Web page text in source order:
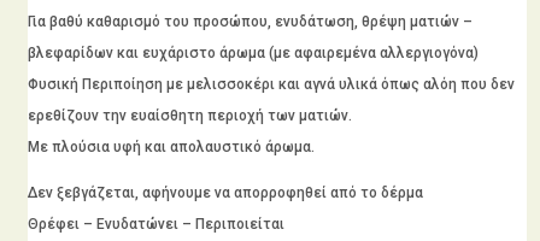
Για βαθύ καθαρισμό του προσώπου, ενυδάτωση, θρέψη ματιών –
βλεφαρίδων και ευχάριστο άρωμα (με αφαιρεμένα αλλεργιογόνα)
Φυσική Περιποίηση με μελισσοκέρι και αγνά υλικά όπως αλόη που δεν
ερεθίζουν την ευαίσθητη περιοχή των ματιών.
Με πλούσια υφή και απολαυστικό άρωμα.
Δεν ξεβγάζεται, αφήνουμε να απορροφηθεί από το δέρμα
Θρέφει – Ενυδατώνει – Περιποιείται